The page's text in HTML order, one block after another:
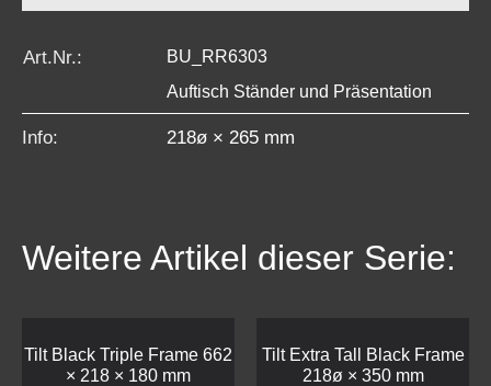
Art.Nr.:
BU_RR6303
Auftisch Ständer und Präsentation
Info: 218ø × 265 mm
Weitere Artikel dieser Serie:
Tilt Black Triple Frame 662
× 218 × 180 mm
Tilt Extra Tall Black Frame
218ø × 350 mm